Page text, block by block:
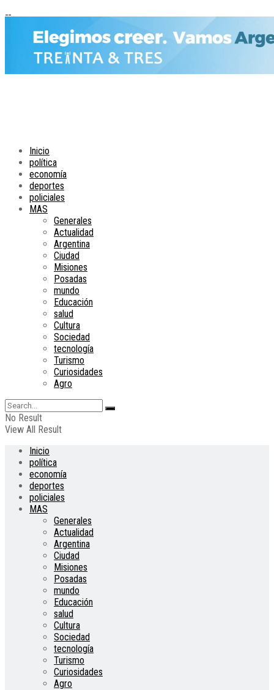
Inicio
política
economía
deportes
policiales
MAS
Generales
Actualidad
Argentina
Ciudad
Misiones
Posadas
mundo
Educación
salud
Cultura
Sociedad
tecnología
Turismo
Curiosidades
Agro
No Result
View All Result
Inicio
política
economía
deportes
policiales
MAS
Generales
Actualidad
Argentina
Ciudad
Misiones
Posadas
mundo
Educación
salud
Cultura
Sociedad
tecnología
Turismo
Curiosidades
Agro